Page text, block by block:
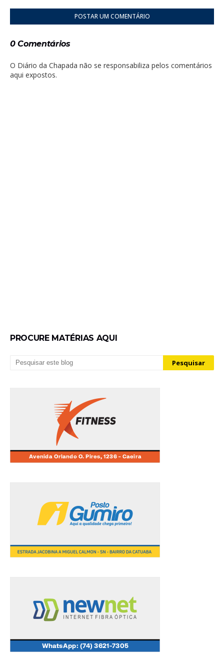
POSTAR UM COMENTÁRIO
0 Comentários
O Diário da Chapada não se responsabiliza pelos comentários
aqui expostos.
PROCURE MATÉRIAS AQUI